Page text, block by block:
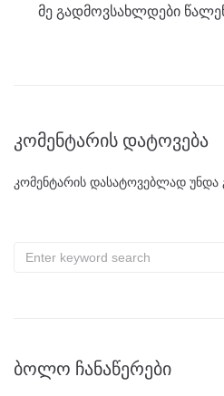
მე გადმოვსახლდები
კომენტარის დატოვება
კომენტარის დასატოვებლად
ᲑᲝᲚᲝ ᲩᲐᲜᲐᲬᲔᲠᲔᲑᲘ